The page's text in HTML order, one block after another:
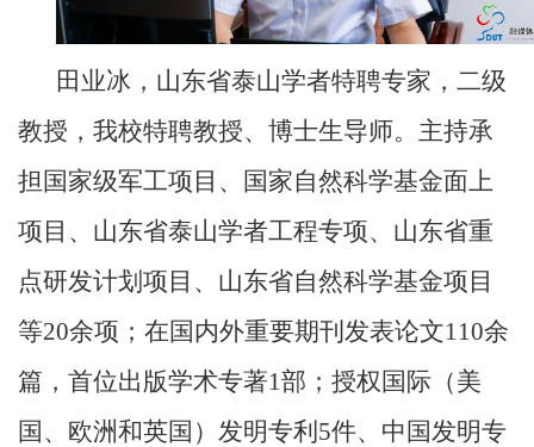
田业冰，山东省泰山学者特聘专家，二级
教授，我校特聘教授、博士生导师。主持承
担国家级军工项目、国家自然科学基金面上
项目、山东省泰山学者工程专项、山东省重
点研发计划项目、山东省自然科学基金项目
等20余项；在国内外重要期刊发表论文110余
篇，首位出版学术专著1部；授权国际（美
国、欧洲和英国）发明专利 5件、中国发明专